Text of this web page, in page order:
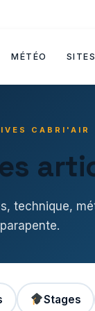
MÉTÉO SITES
CABRI'AIR
technique,
parapente.
Stages